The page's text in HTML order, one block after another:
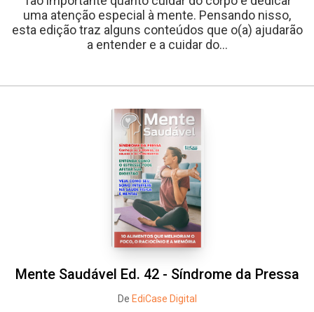
uma atenção especial à mente. Pensando nisso,
esta edição traz alguns conteúdos que o(a) ajudarão
a entender e a cuidar do...
Mente Saudável Ed. 42 - Síndrome da Pressa
De EdiCase Digital